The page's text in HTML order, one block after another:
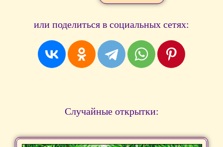
или поделиться в социальных сетях:
Случайные открытки: